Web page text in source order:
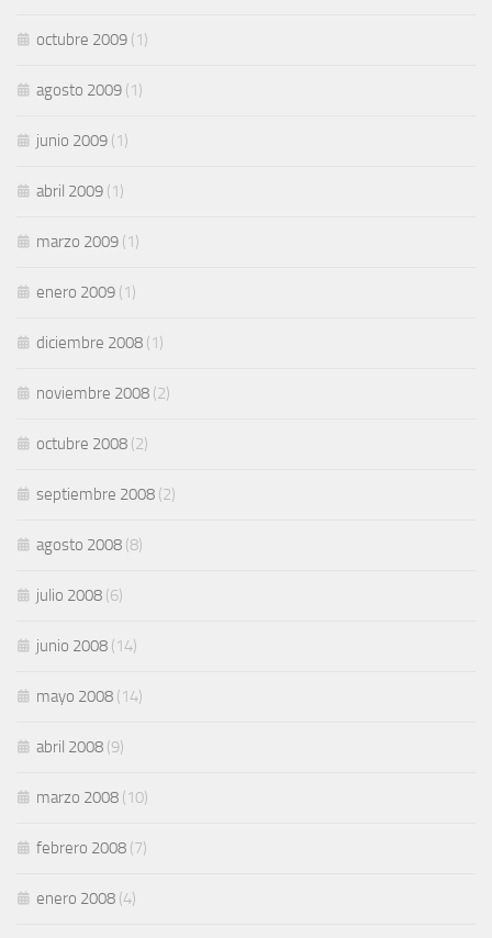
octubre 2009 (1)
agosto 2009 (1)
junio 2009 (1)
abril 2009 (1)
marzo 2009 (1)
enero 2009 (1)
diciembre 2008 (1)
noviembre 2008 (2)
octubre 2008 (2)
septiembre 2008 (2)
agosto 2008 (8)
julio 2008 (6)
junio 2008 (14)
mayo 2008 (14)
abril 2008 (9)
marzo 2008 (10)
febrero 2008 (7)
enero 2008 (4)